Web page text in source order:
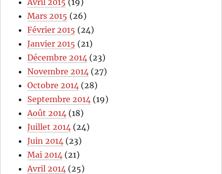
Mars 2015 (26)
Février 2015 (24)
Janvier 2015 (21)
Décembre 2014 (23)
Novembre 2014 (27)
Octobre 2014 (28)
Septembre 2014 (19)
Août 2014 (18)
Juillet 2014 (24)
Juin 2014 (23)
Mai 2014 (21)
Avril 2014 (25)